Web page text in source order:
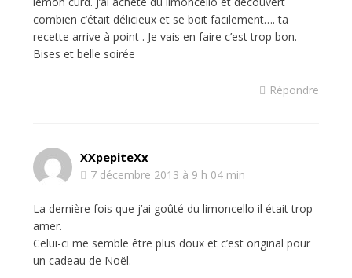
combien c’était délicieux et se boit facilement…. ta
recette arrive à point . Je vais en faire c’est trop bon.
Bises et belle soirée
Répondre
XXpepiteXx
7 décembre 2013 à 9 h 04 min
La dernière fois que j’ai goûté du limoncello il était trop
amer.
Celui-ci me semble être plus doux et c’est original pour
un cadeau de Noël.